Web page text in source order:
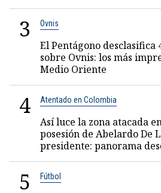
3 Ovnis
El Pentágono desclasifica
sobre Ovnis: los más
Medio Oriente
4 Atentado en Colombia
Así luce la zona atacada
posesión de Abelardo De
presidente: panorama
5 Fútbol